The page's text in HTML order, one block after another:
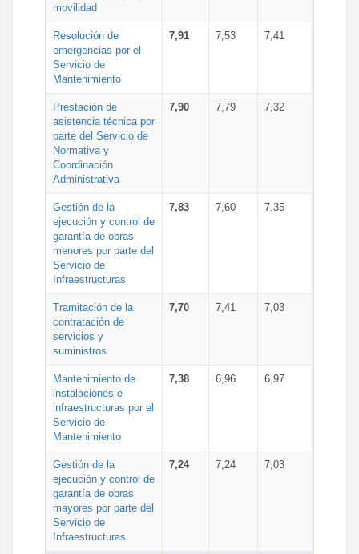
movilidad
Resolución de
emergencias por el
Servicio de
Mantenimiento
7,91 7,53 7,41
Prestación de
asistencia técnica por
parte del Servicio de
Normativa y
Coordinación
Administrativa
7,90 7,79 7,32
Gestión de la
ejecución y control de
garantía de obras
menores por parte del
Servicio de
Infraestructuras
7,83 7,60 7,35
Tramitación de la
contratación de
servicios y
suministros
7,70 7,41 7,03
Mantenimiento de
instalaciones e
infraestructuras por el
Servicio de
Mantenimiento
7,38 6,96 6,97
Gestión de la
ejecución y control de
garantía de obras
mayores por parte del
Servicio de
Infraestructuras
7,24 7,24 7,03